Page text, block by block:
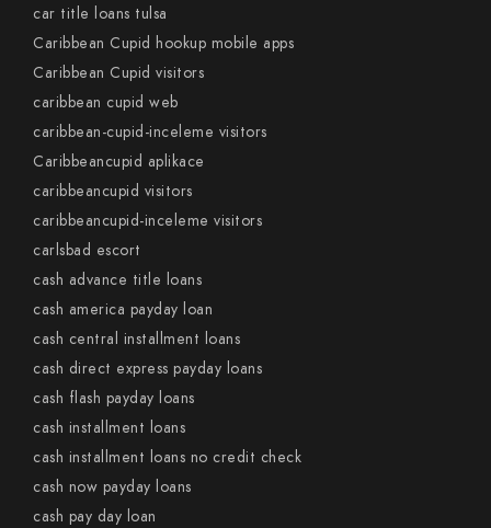
car title loans tulsa
Caribbean Cupid hookup mobile apps
Caribbean Cupid visitors
caribbean cupid web
caribbean-cupid-inceleme visitors
Caribbeancupid aplikace
caribbeancupid visitors
caribbeancupid-inceleme visitors
carlsbad escort
cash advance title loans
cash america payday loan
cash central installment loans
cash direct express payday loans
cash flash payday loans
cash installment loans
cash installment loans no credit check
cash now payday loans
cash pay day loan